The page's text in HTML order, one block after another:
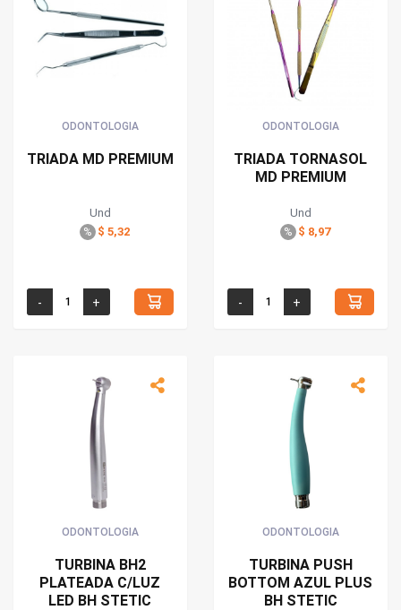
ODONTOLOGIA
TRIADA MD PREMIUM
Und
% $ 5,32
ODONTOLOGIA
TRIADA TORNASOL
MD PREMIUM
Und
% $ 8,97
ODONTOLOGIA
TURBINA BH2
PLATEADA C/LUZ
LED BH STETIC
ODONTOLOGIA
TURBINA PUSH
BOTTOM AZUL PLUS
BH STETIC